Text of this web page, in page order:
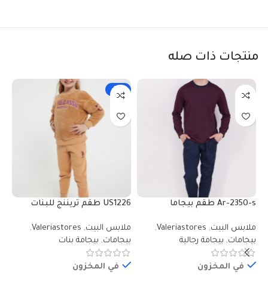
منتجات ذات صله
Ar-2350-s طقم بيجاما
مقلمة مع بنطال لون كحلي
ملابس البيت,
Valeriastores
,
بيجامات, بيجامة رجالية
في المخزون
-19%
US1226 طقم تريننج للبنات
مبطن
ملابس البيت,
Valeriastores
,
بيجامات, بيجامة بنات
في المخزون